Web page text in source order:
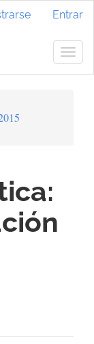
Entrar